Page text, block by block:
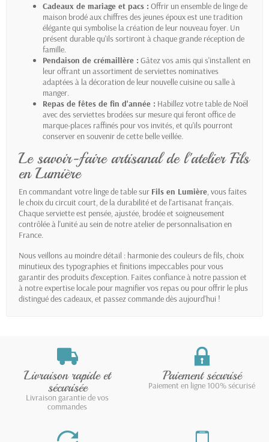
Cadeaux de mariage et pacs : Offrir un ensemble de linge de
maison brodé aux chiffres des jeunes époux est une tradition
élégante qui symbolise la création de leur nouveau foyer. Un
présent durable qu'ils sortiront à chaque grande réception de
famille.
Pendaison de crémaillère : Gâtez vos amis qui s'installent en
leur offrant un assortiment de serviettes nominatives
adaptées à la décoration de leur nouvelle cuisine ou salle à
manger.
Repas de fêtes de fin d'année : Habillez votre table de Noël
avec des serviettes brodées sur mesure qui feront office de
marque-places raffinés pour vos invités, et qu'ils pourront
conserver en souvenir de cette belle veillée.
Le savoir-faire artisanal de l'atelier Fils
en Lumière
En commandant votre linge de table sur Fils en Lumière, vous faites
le choix du circuit court, de la durabilité et de l'artisanat français.
Chaque serviette est pensée, ajustée, brodée et soigneusement
contrôlée à l'unité au sein de notre atelier de personnalisation en
France.
Nous veillons au moindre détail : harmonie des couleurs de fils, choix
minutieux des typographies et finitions impeccables pour vous
garantir des produits d'exception. Faites confiance à notre passion et
à notre expertise locale pour magnifier vos repas ou pour offrir le plus
distingué des cadeaux, et passez commande dès aujourd'hui !
Livraison rapide et
sécurisée
Livraison garantie de vos
commandes
Paiement sécurisé
Paiement en ligne 100% sécurisé